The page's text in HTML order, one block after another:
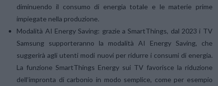
diminuendo il consumo di energia totale e le materie prime
impiegate nella produzione.
Modalità AI Energy Saving: grazie a SmartThings, dal 2023 i TV
Samsung supporteranno la modalità AI Energy Saving, che
suggerirà agli utenti modi nuovi per ridurre i consumi di energia.
La funzione SmartThings Energy sui TV favorisce la riduzione
dell’impronta di carbonio in modo semplice, come per esempio